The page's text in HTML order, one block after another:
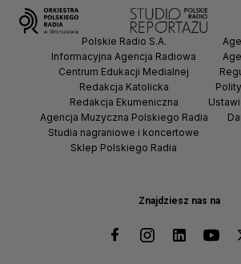
Znajdziesz nas na
Polskie Radio S.A.
Informacyjna Agencja Radiowa
Centrum Edukacji Medialnej
Redakcja Katolicka
Redakcja Ekumeniczna
Agencja Muzyczna Polskiego Radia
Studia nagraniowe i koncertowe
Sklep Polskiego Radia